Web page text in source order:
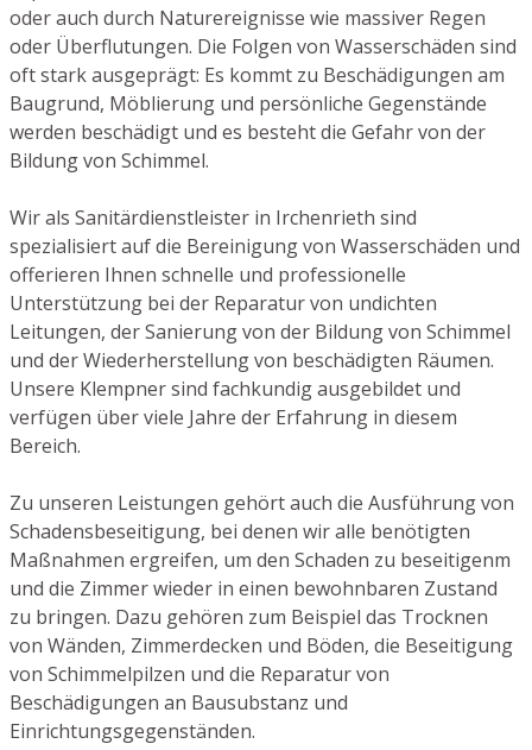
oder auch durch Naturereignisse wie massiver Regen
oder Überflutungen. Die Folgen von Wasserschäden sind
oft stark ausgeprägt: Es kommt zu Beschädigungen am
Baugrund, Möblierung und persönliche Gegenstände
werden beschädigt und es besteht die Gefahr von der
Bildung von Schimmel.
Wir als Sanitärdienstleister in Irchenrieth sind
spezialisiert auf die Bereinigung von Wasserschäden und
offerieren Ihnen schnelle und professionelle
Unterstützung bei der Reparatur von undichten
Leitungen, der Sanierung von der Bildung von Schimmel
und der Wiederherstellung von beschädigten Räumen.
Unsere Klempner sind fachkundig ausgebildet und
verfügen über viele Jahre der Erfahrung in diesem
Bereich.
Zu unseren Leistungen gehört auch die Ausführung von
Schadensbeseitigung, bei denen wir alle benötigten
Maßnahmen ergreifen, um den Schaden zu beseitigenm
und die Zimmer wieder in einen bewohnbaren Zustand
zu bringen. Dazu gehören zum Beispiel das Trocknen
von Wänden, Zimmerdecken und Böden, die Beseitigung
von Schimmelpilzen und die Reparatur von
Beschädigungen an Bausubstanz und
Einrichtungsgegenständen.